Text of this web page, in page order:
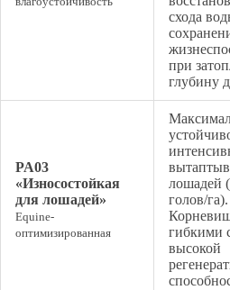
схода
при
глубину
PA03
«Износостойкая
для лошадей»
Equine-
оптимизированная
лошадей
голов/га).
гибкими
высокой